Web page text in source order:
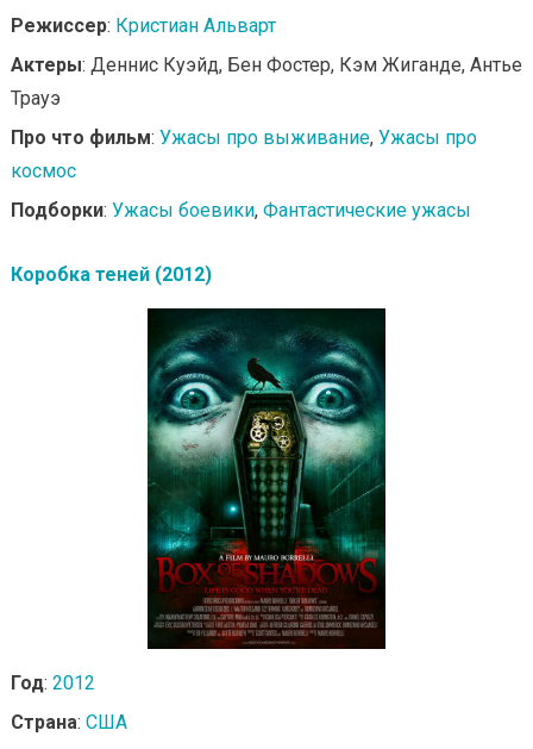
Режиссер: Кристиан Альварт
Актеры: Деннис Куэйд, Бен Фостер, Кэм Жиганде, Антье
Трауэ
Про что фильм: Ужасы про выживание, Ужасы про
космос
Подборки: Ужасы боевики, Фантастические ужасы
Коробка теней (2012)
Год: 2012
Страна: США